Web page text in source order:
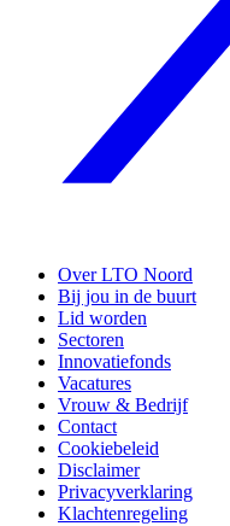
Over LTO Noord
Bij jou in de buurt
Lid worden
Sectoren
Innovatiefonds
Vacatures
Vrouw & Bedrijf
Contact
Cookiebeleid
Disclaimer
Privacyverklaring
Klachtenregeling